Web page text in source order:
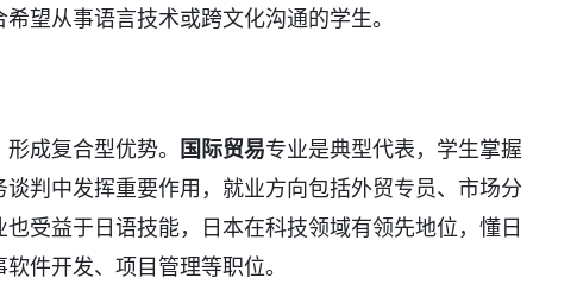
望从事语言技术或跨文化沟通的学生。
成复合型优势。 国际贸易专业是典型代表，学生掌握
谈判中发挥重要作用，就业方向包括外贸专员、市场分
也受益于日语技能，日本在科技领域有领先地位，懂日
件开发、项目管理等职位。